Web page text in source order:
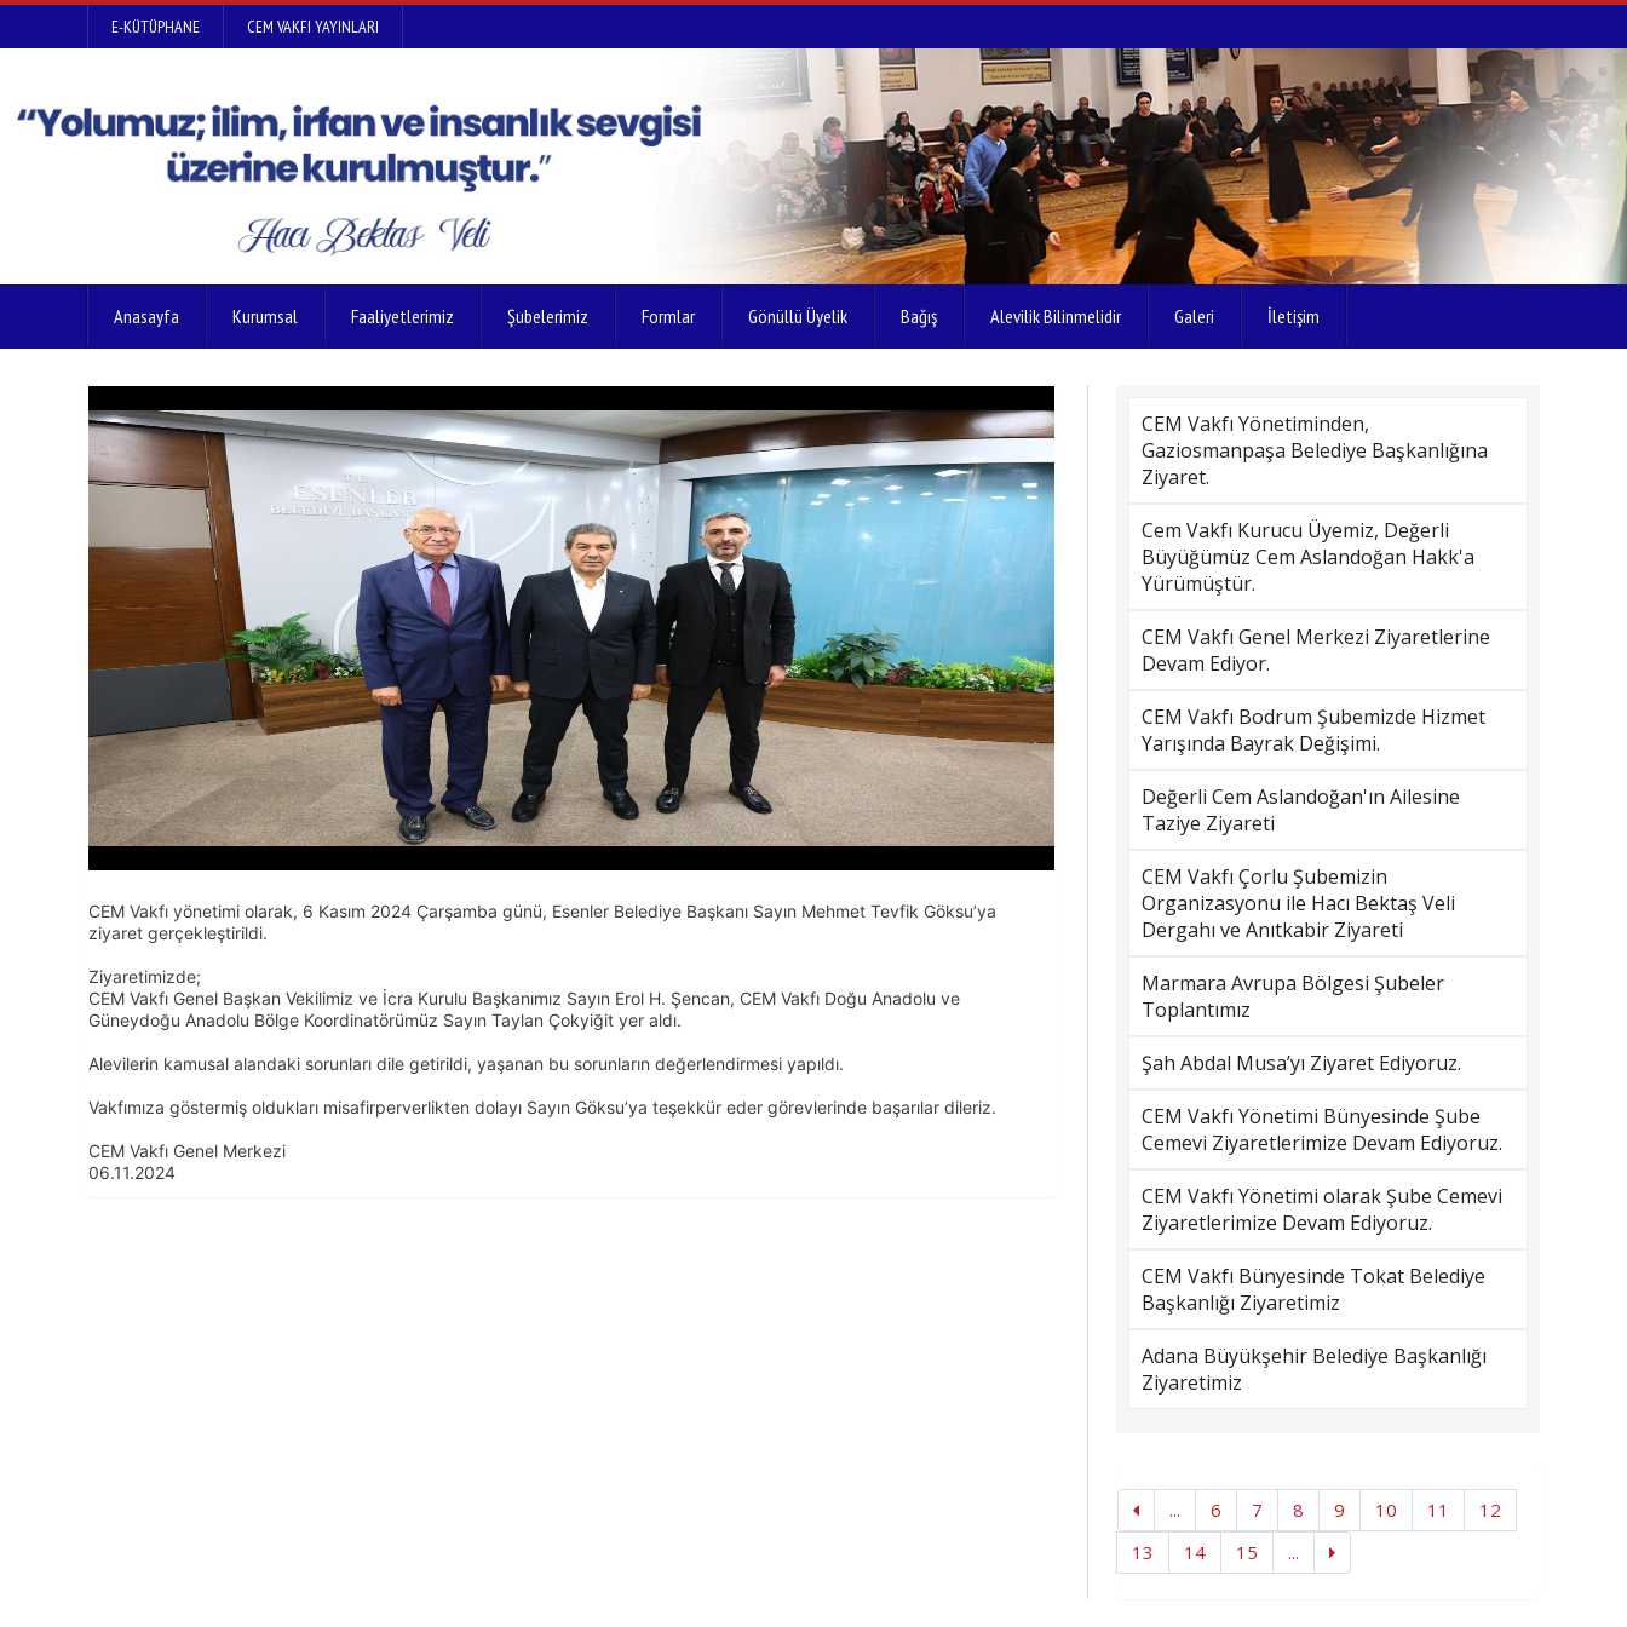
E-KÜTÜPHANE CEM VAKFI YAYINLARI
Anasayfa Kurumsal Faaliyetlerimiz Şubelerimiz Formlar Gönüllü Üyelik Bağış Alevilik Bilinmelidir Galeri İletişim
CEM Vakfı yönetimi olarak, 6 Kasım 2024 Çarşamba günü, Esenler Belediye Başkanı Sayın Mehmet Tevfik Göksu’ya
ziyaret gerçekleştirildi.
Ziyaretimizde;
CEM Vakfı Genel Başkan Vekilimiz ve İcra Kurulu Başkanımız Sayın Erol H. Şencan, CEM Vakfı Doğu Anadolu ve
Güneydoğu Anadolu Bölge Koordinatörümüz Sayın Taylan Çokyiğit yer aldı.
Alevilerin kamusal alandaki sorunları dile getirildi, yaşanan bu sorunların değerlendirmesi yapıldı.
Vakfımıza göstermiş oldukları misafirperverlikten dolayı Sayın Göksu’ya teşekkür eder görevlerinde başarılar dileriz.
CEM Vakfı Genel Merkezi
06.11.2024
CEM Vakfı Yönetiminden,
Gaziosmanpaşa Belediye Başkanlığına
Ziyaret.
Cem Vakfı Kurucu Üyemiz, Değerli
Büyüğümüz Cem Aslandoğan Hakk'a
Yürümüştür.
CEM Vakfı Genel Merkezi Ziyaretlerine
Devam Ediyor.
CEM Vakfı Bodrum Şubemizde Hizmet
Yarışında Bayrak Değişimi.
Değerli Cem Aslandoğan'ın Ailesine
Taziye Ziyareti
CEM Vakfı Çorlu Şubemizin
Organizasyonu ile Hacı Bektaş Veli
Dergahı ve Anıtkabir Ziyareti
Marmara Avrupa Bölgesi Şubeler
Toplantımız
Şah Abdal Musa’yı Ziyaret Ediyoruz.
CEM Vakfı Yönetimi Bünyesinde Şube
Cemevi Ziyaretlerimize Devam Ediyoruz.
CEM Vakfı Yönetimi olarak Şube Cemevi
Ziyaretlerimize Devam Ediyoruz.
CEM Vakfı Bünyesinde Tokat Belediye
Başkanlığı Ziyaretimiz
Adana Büyükşehir Belediye Başkanlığı
Ziyaretimiz
... 6 7 8 9 10 11
12
13
14 15 ...